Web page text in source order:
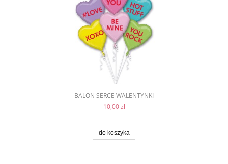
BALON SERCE WALENTYNKI
10,00 zł
do koszyka